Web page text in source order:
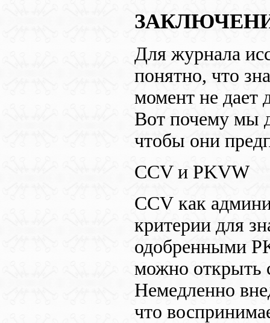
Для журнала
понятно, что
момент не дает
Вот почему мы
чтобы они
CCV и PKVW
CCV как
критерии для
одобренными
можно открыть
Немедленно
что